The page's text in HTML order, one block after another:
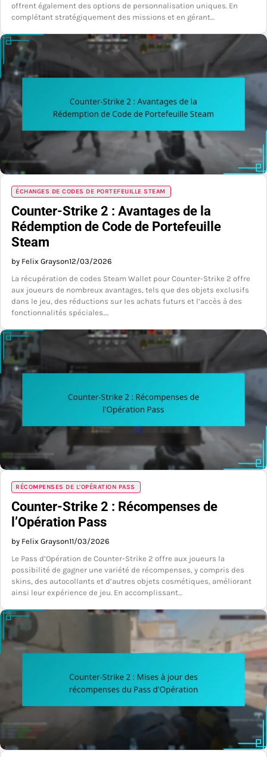
offrent également des options de personnalisation uniques. En
complétant stratégiquement des missions et en gérant…
ÉCHANGES DE CODES DE PORTEFEUILLE STEAM
Counter-Strike 2 : Avantages de la
Rédemption de Code de Portefeuille
Steam
by Felix Grayson12/03/2026
La récupération de codes Steam Wallet pour Counter-Strike 2 offre
aux joueurs de nombreux avantages, tels que des objets exclusifs
dans le jeu, des réductions sur les achats futurs et l’accès à des
fonctionnalités spéciales.…
RÉCOMPENSES DE L'OPÉRATION PASS
Counter-Strike 2 : Récompenses de
l’Opération Pass
by Felix Grayson11/03/2026
Le Pass d’Opération de Counter-Strike 2 offre aux joueurs la
possibilité de gagner une variété de récompenses, y compris des
skins, des autocollants et d’autres objets cosmétiques, améliorant
ainsi leur expérience de jeu. En accomplissant…